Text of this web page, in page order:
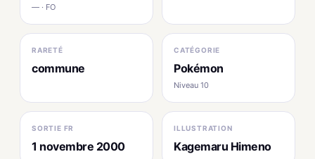
— · FO
RARETÉ
commune
CATÉGORIE
Pokémon
Niveau 10
SORTIE FR
1 novembre 2000
ILLUSTRATION
Kagemaru Himeno